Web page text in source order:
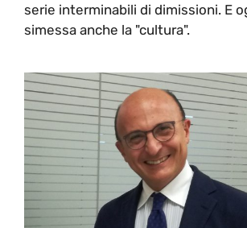
serie interminabili di dimissioni. E
simessa anche la "cultura".